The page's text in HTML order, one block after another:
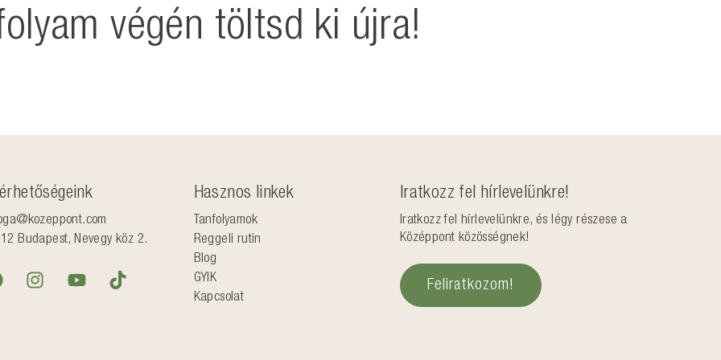
végén töltsd ki újra!
Budapest, Nevegy köz 2.
Hasznos linkek
Tanfolyamok
Reggeli rutin
Blog
GYIK
Kapcsolat
Iratkozz fel hírlevelünkre!
Iratkozz fel hírlevelünkre, és légy részese a
Középpont közösségnek!
Feliratkozom!